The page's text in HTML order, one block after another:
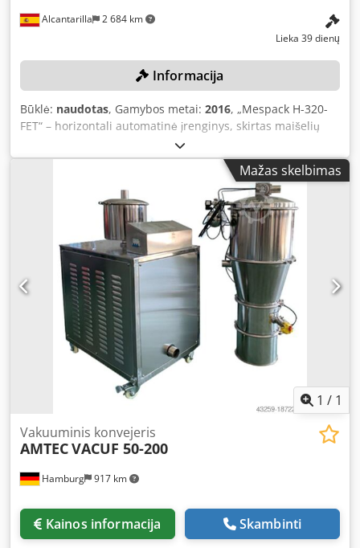
Alcantarilla 2 684 km
Lieka 39 dienų
Informacija
Būklė: naudotas, Gamybos metai: 2016, „Mespack H-320-
FET“ – horizontali automatinė įrenginys, skirtas maišelių
formavimui, užpildymui ir užsandarinimui (2016 m.) Šiame
įrenginyje naudojama „Form Fill Seal“ technologija: plėvelė
sulankstoma perpus, vėliau užsandarinamos apatinė ir
šoninės dalys, o viršus lieka atviras. Tada maišeliai
nupjaunami, kad būtų atskirti vieni nuo kitų, į juos įpilamas
produktas ir viršus užsandarinamas uždedant dangtelį.
Įrenginio sudėtis: atvyniavimo stotis / apatinio krašto
suvirinimo stotis / plėvelės tempimo stotis / žirklių stotis /
maišelių formavimo stotis / užpildymo stotis / vožtuvų
montavimo stotis / viršutinio krašto sandarinimo stotis /
pernešimo stotis 12 700 mm ilgis 1800 mm plotis 2500 m
aukštis Maišelių matmenys: - 80–90 g - 100 g
Dcedjzpacnspfx Af Esk - 110–120 g 3 x 400 V / 50 Hz –
veikimo įtampa 39 kW – prijungta galia
Mažas skelbimas
1 / 1
Hamburg 917 km
Vakuuminis konvejeris
AMTECVACUF 50-200
Kainos informacija Skambinti